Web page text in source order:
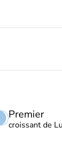
Premier
croissant de